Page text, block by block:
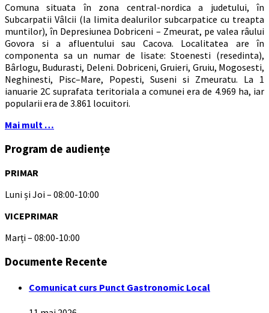
Comuna situata în zona central-nordica a judetului, în
Subcarpatii Vâlcii (la limita dealurilor subcarpatice cu treapta
muntilor), în Depresiunea Dobriceni – Zmeurat, pe valea râului
Govora si a afluentului sau Cacova. Localitatea are în
componenta sa un numar de lisate: Stoenesti (resedinta),
Bârlogu, Budurasti, Deleni. Dobriceni, Gruieri, Gruiu, Mogosesti,
Neghinesti, Pisc–Mare, Popesti, Suseni si Zmeuratu. La 1
ianuarie 2C suprafata teritoriala a comunei era de 4.969 ha, iar
popularii era de 3.861 locuitori.
Mai mult …
Program de audiențe
PRIMAR
Luni și Joi – 08:00-10:00
VICEPRIMAR
Marți – 08:00-10:00
Documente Recente
Comunicat curs Punct Gastronomic Local